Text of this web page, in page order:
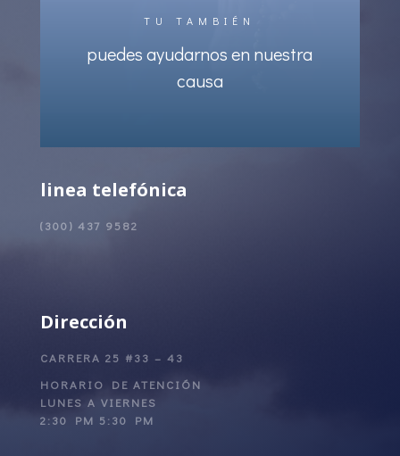
TU TAMBIÉN
puedes ayudarnos en nuestra
causa
linea telefónica
(300) 437 9582
Dirección
CARRERA 25 #33 – 43
HORARIO DE ATENCIÓN
LUNES A VIERNES
2:30 PM 5:30 PM